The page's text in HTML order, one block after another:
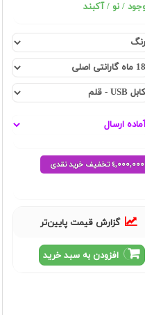
/ نو / آکبند
گزارش قیمت پایین‌تر
افزودن به سبد خرید